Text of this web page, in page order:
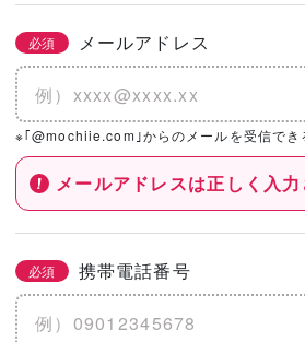
必須 メールアドレス
※｢@mochiie.com｣からのメールを受信でき
メールアドレスは正しく入
必須 携帯電話番号